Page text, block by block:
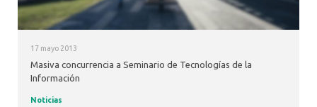
17 mayo 2013
Masiva concurrencia a Seminario de Tecnologías de la
Información
Noticias